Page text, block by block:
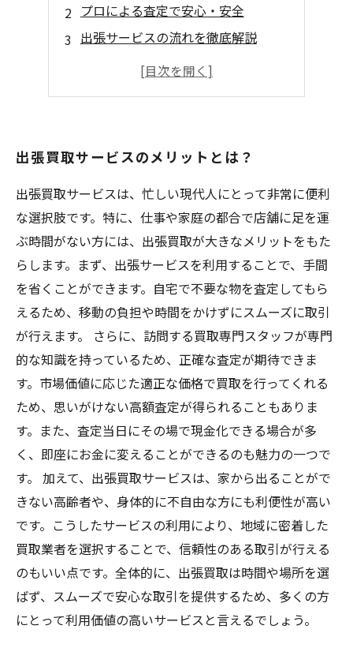
プロによる査定で安心・安全
出張サービスの流れを徹底解説
出張買取サービスのメリットとは？
出張買取サービスは、忙しい現代人にとって非常に便利
な選択肢です。特に、仕事や家庭の都合で店舗に足を運
ぶ時間がない方には、出張買取が大きなメリットをもた
らします。まず、出張サービスを利用することで、手間
を省くことができます。自宅で不要な物を査定してもら
えるため、移動の負担や時間をかけずにスムーズに取引
が行えます。 さらに、訪問する買取専門スタッフが専門
的な知識を持っているため、正確な査定が期待できま
す。市場価値に応じた適正な価格で買取を行ってくれる
ため、思いがけない高額査定が得られることもありま
す。また、査定当日にその場で現金化できる場合が多
く、即座にお金に変えることができるのも魅力の一つで
す。 加えて、出張買取サービスは、家から出ることがで
きない高齢者や、身体的に不自由な方にも利便性が高い
です。こうしたサービスの利用により、地域に密着した
買取業者を選択することで、信頼性のある取引が行える
のもいい点です。全体的に、出張買取は時間や場所を選
ばず、スムーズで安心な取引を提供するため、多くの方
にとって利用価値の高いサービスと言えるでしょう。